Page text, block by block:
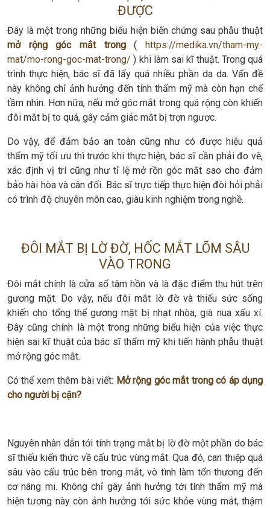
ĐƯỢC
Đây là một trong những biểu hiện biến chứng sau phẫu thuật
mở rộng góc mắt trong(
https://medika.vn/tham-my-
mat/mo-rong-goc-mat-trong/ ) khi làm sai kĩ thuật. Trong quá
trình thực hiện, bác sĩ đã lấy quá nhiều phần da da. Vấn đề
này không chỉ ảnh hưởng đến tính thẩm mỹ mà còn hạn chế
tầm nhìn. Hơn nữa, nếu mở góc mắt trong quá rộng còn khiến
đôi mắt bị to quá, gây cảm giác mắt bị trợn ngược.
Do vậy, để đảm bảo an toàn cũng như có được hiệu quả
thẩm mỹ tối ưu thì trước khi thực hiện, bác sĩ cần phải đo vẽ,
xác định vị trí cũng như tỉ lệ mở rồn góc mắt sao cho đảm
bảo hài hòa và cân đối. Bác sĩ trực tiếp thực hiện đòi hỏi phải
có trình độ chuyên môn cao, giàu kinh nghiệm trong nghề.
ĐÔI MẮT BỊ LỜ ĐỜ, HỐC MẮT LÕM SÂU
VÀO TRONG
Đôi mắt chính là cửa sổ tâm hồn và là đặc điểm thu hút trên
gương mặt. Do vậy, nếu đôi mắt lờ đờ và thiếu sức sống
khiến cho tổng thể gương mặt bị nhạt nhòa, già nua xấu xí.
Đây cũng chính là một trong những biểu hiện của việc thực
hiện sai kĩ thuật của bác sĩ thẩm mỹ khi tiến hành phẫu thuật
mở rộng góc mắt.
Có thể xem thêm bài viết: Mở rộng góc mắt trong có áp dụng
cho người bị cận?
Nguyên nhân dẫn tới tính trạng mắt bị lờ đờ một phần do bác
sĩ thiếu kiến thức về cấu trúc vùng mắt. Qua đó, can thiệp quá
sâu vào cấu trúc bên trong mắt, vô tình làm tổn thương đến
cơ nâng mi. Không chỉ gây ảnh hưởng tới tính thẩm mỹ mà
hiện tượng này còn ảnh hưởng tới sức khỏe vùng mắt, thậm